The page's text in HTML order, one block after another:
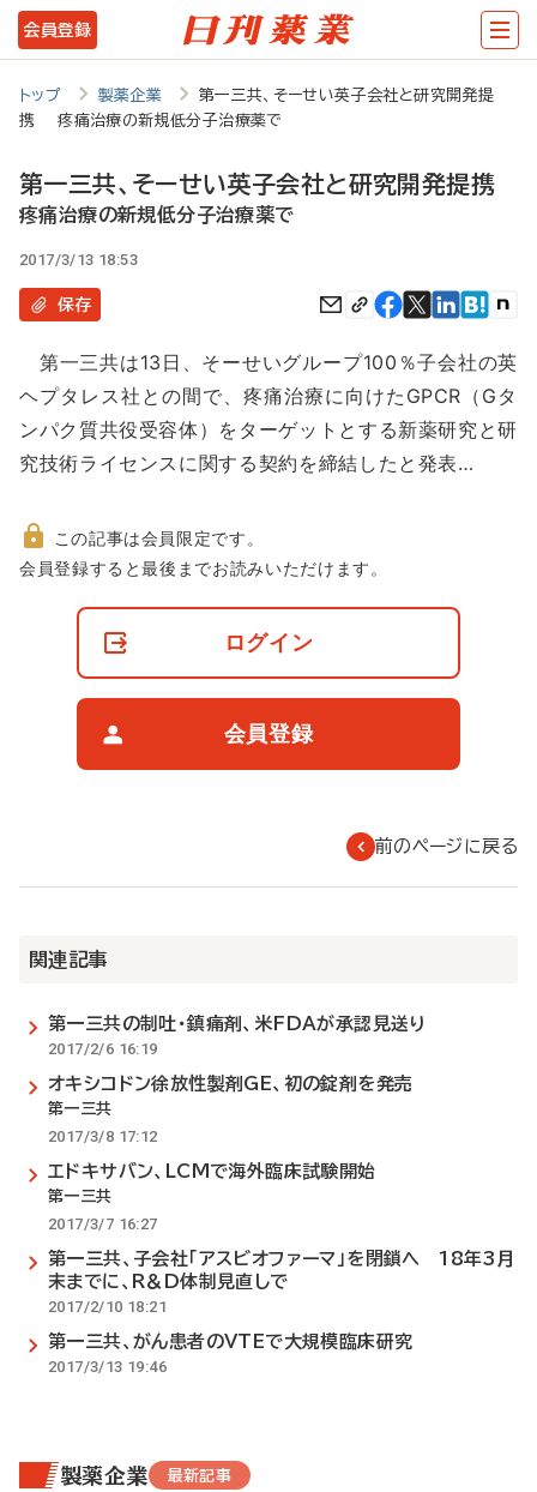
メ
イ
コ
ン
テ
ツ
に
動
会員登録
トップ 製薬企業
第一三共、そーせい英子会社と研究開発提
携 疼痛治療の新規低分子治療薬で
第一三共、そーせい英子会社と研究開発提携
疼痛治療の新規低分子治療薬で
2017/3/13 18:53
保存
第一三共は13日、そーせいグループ100％子会社の英
ヘプタレス社との間で、疼痛治療に向けたGPCR（Gタ
ンパク質共役受容体）をターゲットとする新薬研究と研
究技術ライセンスに関する契約を締結したと発表…
非
この記事は会員限定です。
会員登録すると最後までお読みいただけます。
ログイン
会員登録
前のページに戻る
関連記事
第一三共の制吐・鎮痛剤、米FDAが承認見送り
2017/2/6 16:19
オキシコドン徐放性製剤GE、初の錠剤を発売
第一三共
2017/3/8 17:12
エドキサバン、LCMで海外臨床試験開始
第一三共
2017/3/7 16:27
第一三共、子会社「アスビオファーマ」を閉鎖へ 18年3月
末までに、R＆D体制見直しで
2017/2/10 18:21
第一三共、がん患者のVTEで大規模臨床研究
2017/3/13 19:46
製薬企業 最新記事